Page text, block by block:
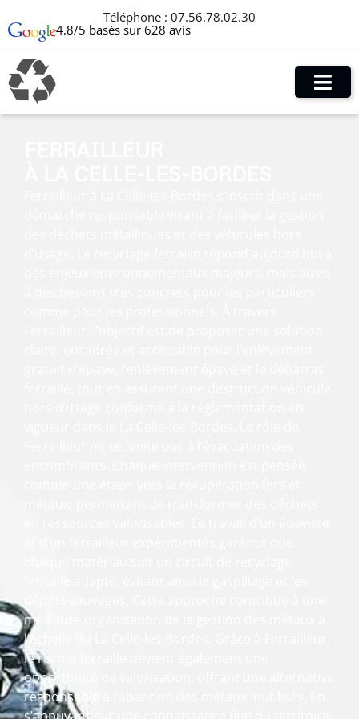
Téléphone : 07.56.78.02.30
4.8/5 basés sur 628 avis
meilleure organisation de la gestion des métaux à
l’échelle du La Celle-les-Bordes. Grâce à Ferrailleur,
le rachat ferraille devient également une
opportunité de valorisation, offrant une alternative
responsable à l’abandon des métaux inutilisés. En